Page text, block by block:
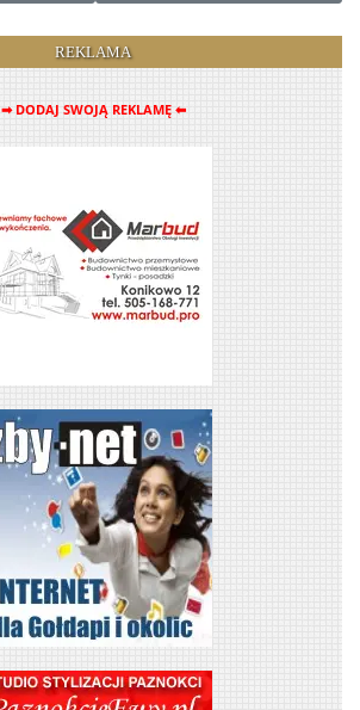
REKLAMA
➡ DODAJ SWOJĄ REKLAMĘ ⬅